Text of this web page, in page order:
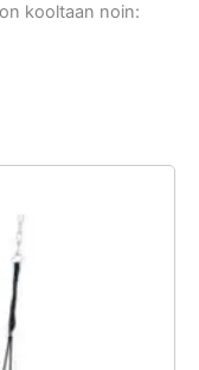
kooltaan noin: